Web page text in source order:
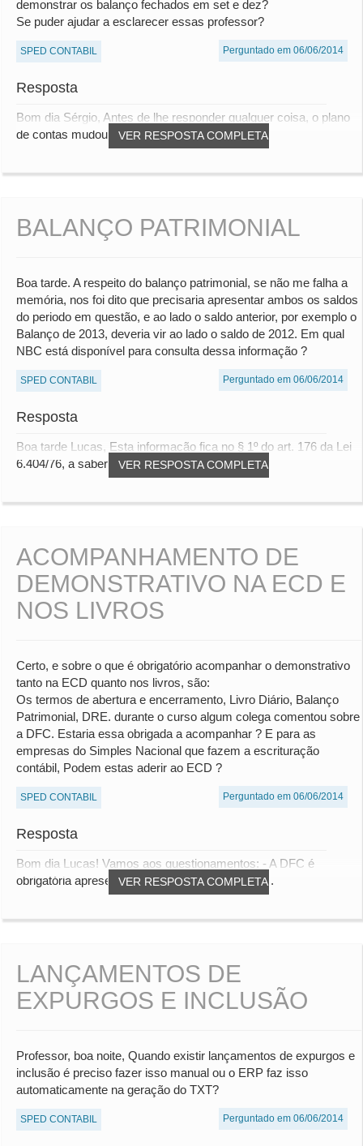
demonstrar os balanço fechados em set e dez?
Se puder ajudar a esclarecer essas professor?
SPED CONTABIL Perguntado em 06/06/2014
Resposta
VER RESPOSTA COMPLETA
Bom dia Sérgio, Antes de lhe responder qualquer coisa, o plano
de contas mudou ou será o mesmo? Est...
BALANÇO PATRIMONIAL
Boa tarde. A respeito do balanço patrimonial, se não me falha a
memória, nos foi dito que precisaria apresentar ambos os saldos
do periodo em questão, e ao lado o saldo anterior, por exemplo o
Balanço de 2013, deveria vir ao lado o saldo de 2012. Em qual
NBC está disponível para consulta dessa informação ?
SPED CONTABIL Perguntado em 06/06/2014
Resposta
VER RESPOSTA COMPLETA
Boa tarde Lucas, Esta informação fica no § 1º do art. 176 da Lei
6.404/76, a saber: "As demonstraç...
ACOMPANHAMENTO DE
DEMONSTRATIVO NA ECD E
NOS LIVROS
Certo, e sobre o que é obrigatório acompanhar o demonstrativo
tanto na ECD quanto nos livros, são:
Os termos de abertura e encerramento, Livro Diário, Balanço
Patrimonial, DRE. durante o curso algum colega comentou sobre
a DFC. Estaria essa obrigada a acompanhar ? E para as
empresas do Simples Nacional que fazem a escrituração
contábil, Podem estas aderir ao ECD ?
SPED CONTABIL Perguntado em 06/06/2014
Resposta
VER RESPOSTA COMPLETA
Bom dia Lucas! Vamos aos questionamentos: - A DFC é
obrigatória apresentação conforme a Lei 6.404/...
LANÇAMENTOS DE
EXPURGOS E INCLUSÃO
Professor, boa noite, Quando existir lançamentos de expurgos e
inclusão é preciso fazer isso manual ou o ERP faz isso
automaticamente na geração do TXT?
SPED CONTABIL Perguntado em 06/06/2014